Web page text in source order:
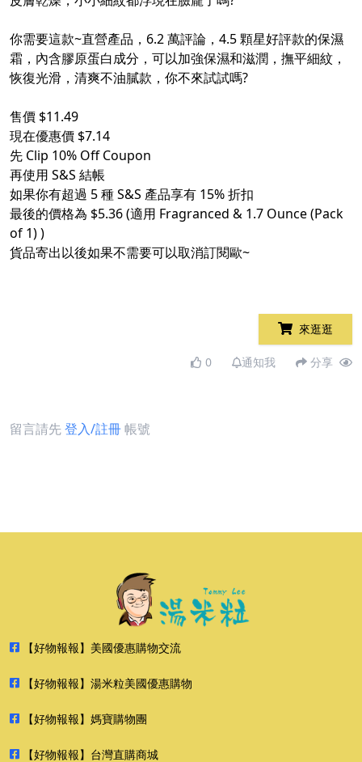
你需要這款~直營產品，6.2 萬評論，4.5 顆星好評款的保濕
霜，內含膠原蛋白成分，可以加強保濕和滋潤，撫平細紋，
恢復光滑，清爽不油膩款，你不來試試嗎?
售價 $11.49
現在優惠價 $7.14
先 Clip 10% Off Coupon
再使用 S&S 結帳
如果你有超過 5 種 S&S 產品享有 15% 折扣
最後的價格為 $5.36 (適用 Fragranced & 1.7 Ounce (Pack
of 1) )
貨品寄出以後如果不需要可以取消訂閱歐~
來逛逛
0 通知我 分享
留言請先登入/註冊帳號
【好物報報】美國優惠購物交流
【好物報報】湯米粒美國優惠購物
【好物報報】媽寶購物團
【好物報報】台灣直購商城